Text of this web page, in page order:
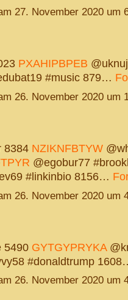
27. November 2020 um
PXAHIPBPEB
#music 879…
26. November 2020 um
8384 NZIKNFBTYW
@egobur77
#linkinbio 8156…
26. November 2020 um
5490 GYTGYPRYKA
#donaldtrump
26. November 2020 um